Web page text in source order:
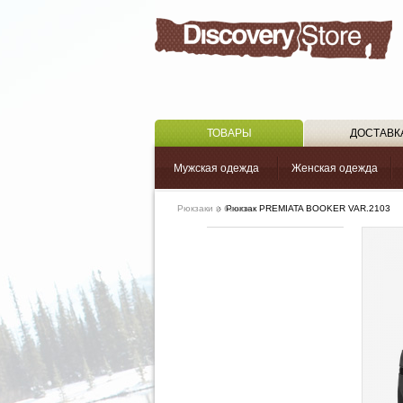
ТОВАРЫ
Мужская одежда Женская одежда
Рюкзаки и багажРюкзак PREMIATA BOOKER VAR.2103